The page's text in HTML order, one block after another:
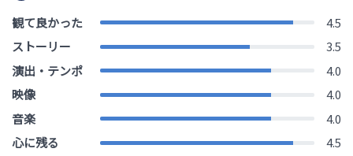
観て良かった
4.5
ストーリー
3.5
演出・テンポ
4.0
映像
4.0
音楽
4.0
心に残る
4.5